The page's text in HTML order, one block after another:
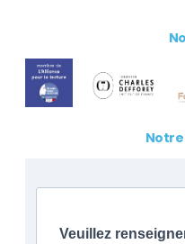
Veuillez